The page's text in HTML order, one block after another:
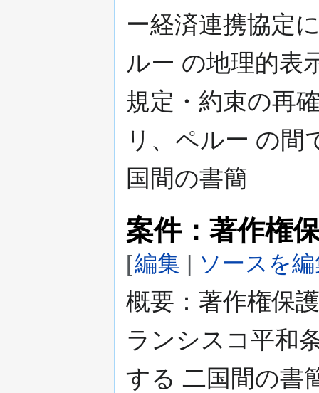
ー経済連携協定
ルー の地理的表
規定・約束の再
リ、ペルー の間
国間の書簡
案件：著作権
[編集 | ソースを
概要：著作権保
ランシスコ平和
する 二国間の書